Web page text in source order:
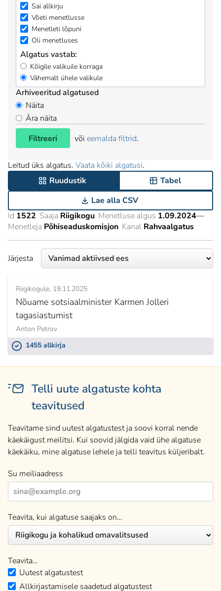
Sai allkirju
Võeti menetlusse
Menetleti lõpuni
Oli menetluses
Algatus vastab:
Kõigile valikuile korraga
Vähemalt ühele valikule
Arhiveeritud algatused
Näita
Ära näita
Filtreeri
või eemalda filtrid.
Leitud üks algatus. Vaata kõiki algatusi.
Ruudustik
Tabel
Lae alla CSV
Id 1522 Saaja Riigikogu Menetluse algus 1.09.2024—
Menetleja Põhiseaduskomisjon Kanal Rahvaalgatus
Järjesta
Riigikogule 19.11.2025
Nõuame sotsiaalminister Karmen Jolleri
tagasiastumist
Anton Petrov
1455 allkirja
Telli uute algatuste kohta
teavitused
Teavitame sind uutest algatustest ja soovi korral nende
käekäigust meilitsi. Kui soovid jälgida vaid ühe algatuse
käekäiku, mine algatuse lehele ja telli teavitus küljeribalt.
Su meiliaadress
Teavita, kui algatuse saajaks on…
Teavita…
Uutest algatustest
Allkirjastamisele saadetud algatustest